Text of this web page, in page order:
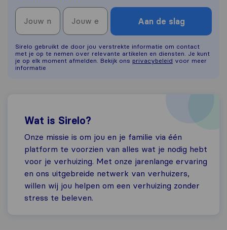
Aan de slag
Sirelo gebruikt de door jou verstrekte informatie om contact
met je op te nemen over relevante artikelen en diensten. Je kunt
je op elk moment afmelden. Bekijk ons privacybeleid voor meer
informatie
Wat is Sirelo?
Onze missie is om jou en je familie via één
platform te voorzien van alles wat je nodig hebt
voor je verhuizing. Met onze jarenlange ervaring
en ons uitgebreide netwerk van verhuizers,
willen wij jou helpen om een verhuizing zonder
stress te beleven.